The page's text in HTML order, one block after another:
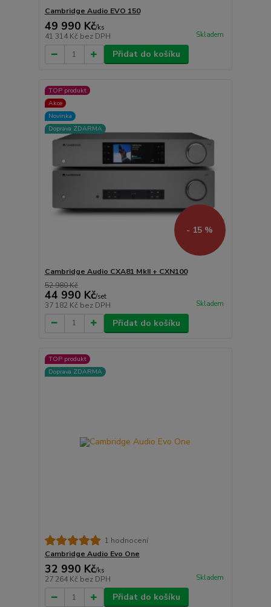
Cambridge Audio EVO 150
49 990 Kč/ks
41 314 Kč bez DPH Skladem
Přidat do košíku
TOP produkt
Akce
Novinka
Doprava ZDARMA
- 15 %
Cambridge Audio CXA81 MkII + CXN100
52 980 Kč
44 990 Kč/set
37 182 Kč bez DPH Skladem
Přidat do košíku
TOP produkt
Doprava ZDARMA
1 hodnocení
Cambridge Audio Evo One
32 990 Kč/ks
27 264 Kč bez DPH Skladem
Přidat do košíku